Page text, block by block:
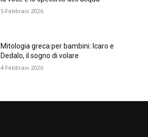
5 Febbraio 2026
Mitologia greca per bambini: Icaro e
Dedalo, il sogno di volare
4 Febbraio 2026